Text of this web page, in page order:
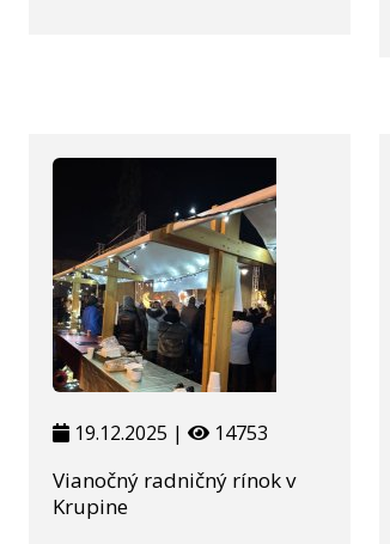
19.12.2025 | 14753
Vianočný radničný rínok v
Krupine